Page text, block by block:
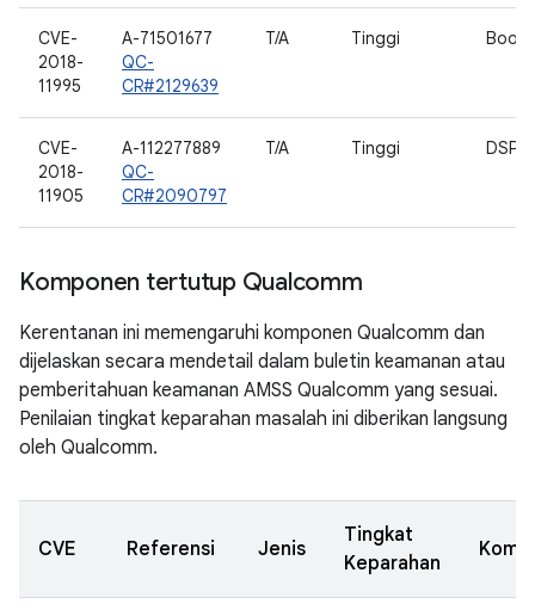
CVE-
2018-
11995
A-71501677
QC-
CR#2129639
T/A Tinggi
CVE-
2018-
11905
A-112277889
QC-
CR#2090797
T/A Tinggi
Komponen tertutup Qualcomm
Kerentanan ini memengaruhi komponen Qualcomm dan
dijelaskan secara mendetail dalam buletin keamanan atau
pemberitahuan keamanan AMSS Qualcomm yang sesuai.
Penilaian tingkat keparahan masalah ini diberikan langsung
oleh Qualcomm.
CVE Referensi Jenis
Tingkat
Keparahan